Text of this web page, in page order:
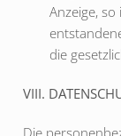
Anzeige,
die
VIII.
Die